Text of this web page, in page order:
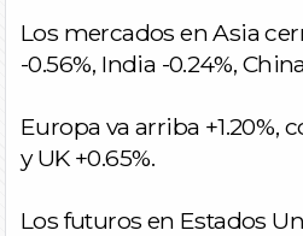
Los mercados en Asia
-0.56%, India -0.24%,
Europa va arriba +1.20%,
y UK +0.65%.
Los futuros en Estados